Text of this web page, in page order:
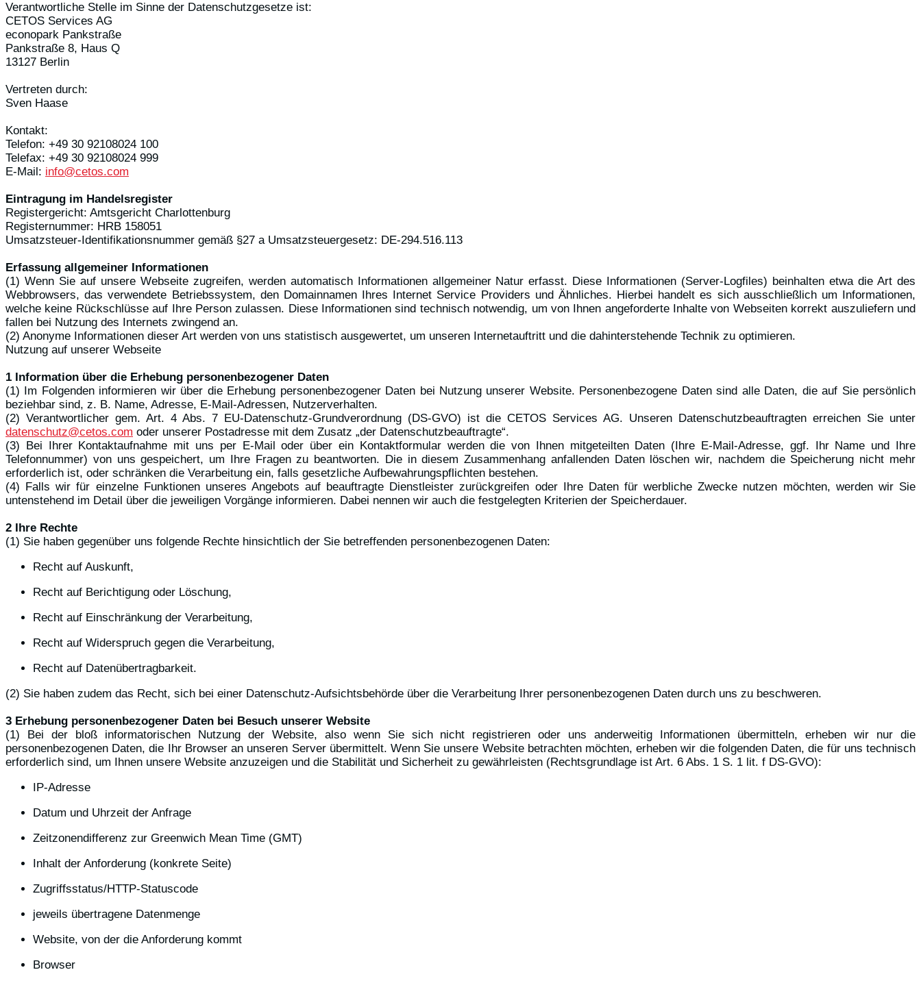
Verantwortliche Stelle im Sinne der Datenschutzgesetze ist:
CETOS Services AG
econopark Pankstraße
Pankstraße 8, Haus Q
13127 Berlin
Vertreten durch:
Sven Haase
Kontakt:
Telefon: +49 30 92108024 100
Telefax: +49 30 92108024 999
E-Mail: info@cetos.com
Eintragung im Handelsregister
Registergericht: Amtsgericht Charlottenburg
Registernummer: HRB 158051
Umsatzsteuer-Identifikationsnummer gemäß §27 a Umsatzsteuergesetz: DE-294.516.113
Erfassung allgemeiner Informationen
(1) Wenn Sie auf unsere Webseite zugreifen, werden automatisch Informationen allgemeiner Natur erfasst. Diese Informationen (Server-Logfiles) beinhalten etwa die Art des
Webbrowsers, das verwendete Betriebssystem, den Domainnamen Ihres Internet Service Providers und Ähnliches. Hierbei handelt es sich ausschließlich um Informationen,
welche keine Rückschlüsse auf Ihre Person zulassen. Diese Informationen sind technisch notwendig, um von Ihnen angeforderte Inhalte von Webseiten korrekt auszuliefern und
fallen bei Nutzung des Internets zwingend an.
(2) Anonyme Informationen dieser Art werden von uns statistisch ausgewertet, um unseren Internetauftritt und die dahinterstehende Technik zu optimieren.
Nutzung auf unserer Webseite
1 Information über die Erhebung personenbezogener Daten
(1) Im Folgenden informieren wir über die Erhebung personenbezogener Daten bei Nutzung unserer Website. Personenbezogene Daten sind alle Daten, die auf Sie persönlich
beziehbar sind, z. B. Name, Adresse, E-Mail-Adressen, Nutzerverhalten.
(2) Verantwortlicher gem. Art. 4 Abs. 7 EU-Datenschutz-Grundverordnung (DS-GVO) ist die CETOS Services AG. Unseren Datenschutzbeauftragten erreichen Sie unter
datenschutz@cetos.com oder unserer Postadresse mit dem Zusatz „der Datenschutzbeauftragte“.
(3) Bei Ihrer Kontaktaufnahme mit uns per E-Mail oder über ein Kontaktformular werden die von Ihnen mitgeteilten Daten (Ihre E-Mail-Adresse, ggf. Ihr Name und Ihre
Telefonnummer) von uns gespeichert, um Ihre Fragen zu beantworten. Die in diesem Zusammenhang anfallenden Daten löschen wir, nachdem die Speicherung nicht mehr
erforderlich ist, oder schränken die Verarbeitung ein, falls gesetzliche Aufbewahrungspflichten bestehen.
(4) Falls wir für einzelne Funktionen unseres Angebots auf beauftragte Dienstleister zurückgreifen oder Ihre Daten für werbliche Zwecke nutzen möchten, werden wir Sie
untenstehend im Detail über die jeweiligen Vorgänge informieren. Dabei nennen wir auch die festgelegten Kriterien der Speicherdauer.
2 Ihre Rechte
(1) Sie haben gegenüber uns folgende Rechte hinsichtlich der Sie betreffenden personenbezogenen Daten:
Recht auf Auskunft,
Recht auf Berichtigung oder Löschung,
Recht auf Einschränkung der Verarbeitung,
Recht auf Widerspruch gegen die Verarbeitung,
Recht auf Datenübertragbarkeit.
(2) Sie haben zudem das Recht, sich bei einer Datenschutz-Aufsichtsbehörde über die Verarbeitung Ihrer personenbezogenen Daten durch uns zu beschweren.
3 Erhebung personenbezogener Daten bei Besuch unserer Website
(1) Bei der bloß informatorischen Nutzung der Website, also wenn Sie sich nicht registrieren oder uns anderweitig Informationen übermitteln, erheben wir nur die
personenbezogenen Daten, die Ihr Browser an unseren Server übermittelt. Wenn Sie unsere Website betrachten möchten, erheben wir die folgenden Daten, die für uns technisch
erforderlich sind, um Ihnen unsere Website anzuzeigen und die Stabilität und Sicherheit zu gewährleisten (Rechtsgrundlage ist Art. 6 Abs. 1 S. 1 lit. f DS-GVO):
IP-Adresse
Datum und Uhrzeit der Anfrage
Zeitzonendifferenz zur Greenwich Mean Time (GMT)
Inhalt der Anforderung (konkrete Seite)
Zugriffsstatus/HTTP-Statuscode
jeweils übertragene Datenmenge
Website, von der die Anforderung kommt
Browser